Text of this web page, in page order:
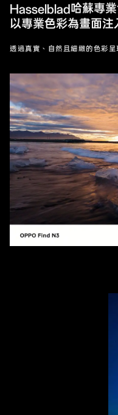
Hasselblad哈蘇專
以專業色彩為畫面注
透過真實、自然且細緻的色彩